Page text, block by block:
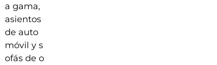
a gama,
asientos
de auto
móvil y s
ofás de o